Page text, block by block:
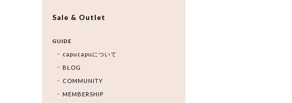
Sale & Outlet
GUIDE
capucapuについて
BLOG
COMMUNITY
MEMBERSHIP